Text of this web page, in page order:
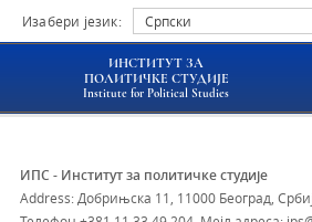
Изабери језик: Српски
ИНСТИТУТ ЗА
ПОЛИТИЧКЕ СТУДИЈЕ
Institute for Political Studies
ИПС - Институт за политичке студије
Address: Добрињска 11, 11000 Београд,